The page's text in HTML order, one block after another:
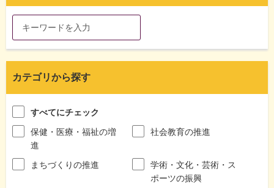
カテゴリから探す
すべてにチェック
保健・医療・福祉の増
進
社会教育の推進
まちづくりの推進
学術・文化・芸術・ス
ポーツの振興